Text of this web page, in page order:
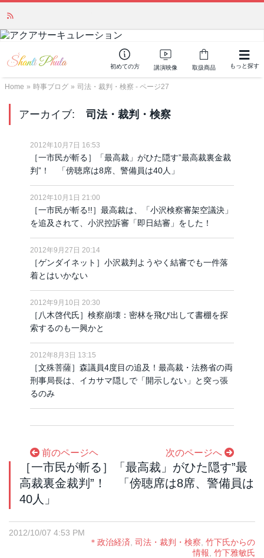
初めての方 講演映像 取扱商品 もっと探す
Home » 時事ブログ » 司法・裁判・検察 - ページ27
アーカイブ: 司法・裁判・検察
2012年10月7日 16:53
［一市民が斬る］「最高裁」がひた隠す”最高裁裏金裁
判”！ 「傍聴席は8席、警備員は40人」
2012年10月1日 21:00
［一市民が斬る!!］最高裁は、「小沢検察審架空議決」
を追及されて、小沢控訴審「即日結審」をした！
2012年9月27日 20:14
［ゲンダイネット］小沢裁判ようやく結審でも一件落
着とはいかない
2012年9月10日 20:30
［八木啓代氏］検察崩壊：密林を飛び出して書棚を探
索するのも一興かと
2012年8月3日 13:15
［文殊菩薩］森議員4度目の追及！最高裁・法務省の両
刑事局長は、イカサマ隠しで「開示しない」と突っ張
るのみ
前のページヘ 次のページへ
［一市民が斬る］「最高裁」がひた隠す”最
高裁裏金裁判”！ 「傍聴席は8席、警備員は
40人」
2012/10/07 4:53 PM
＊政治経済 司法・裁判・検察 竹下氏からの
情報 竹下雅敏氏